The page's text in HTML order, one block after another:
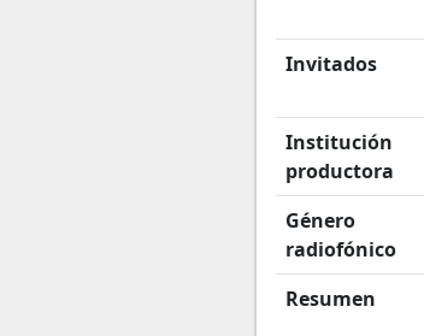
Invitados
Institución
productora
Género
radiofónico
Resumen